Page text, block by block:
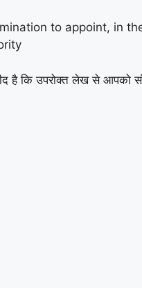
to appoint, in
है कि उपरोक्त लेख से आपको